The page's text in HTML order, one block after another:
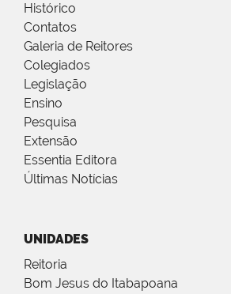
Histórico
Contatos
Galeria de Reitores
Colegiados
Legislação
Ensino
Pesquisa
Extensão
Essentia Editora
Últimas Notícias
UNIDADES
Reitoria
Bom Jesus do Itabapoana